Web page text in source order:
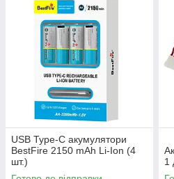
USB Type-C акумулятори
BestFire 2150 mAh Li-Ion (4
шт.)
1